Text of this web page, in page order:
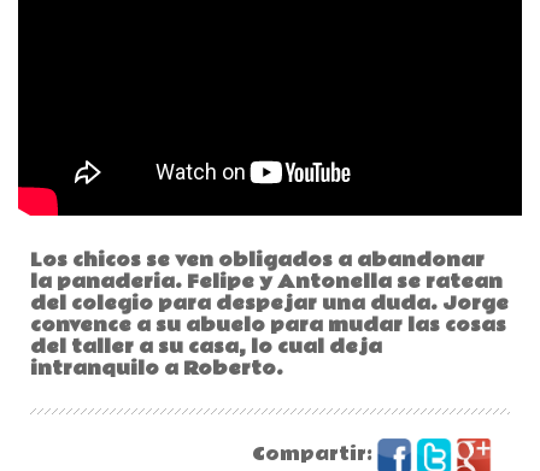
Los chicos se ven obligados a abandonar
la panaderia. Felipe y Antonella se ratean
del colegio para despejar una duda. Jorge
convence a su abuelo para mudar las cosas
del taller a su casa, lo cual deja
intranquilo a Roberto.
Compartir: